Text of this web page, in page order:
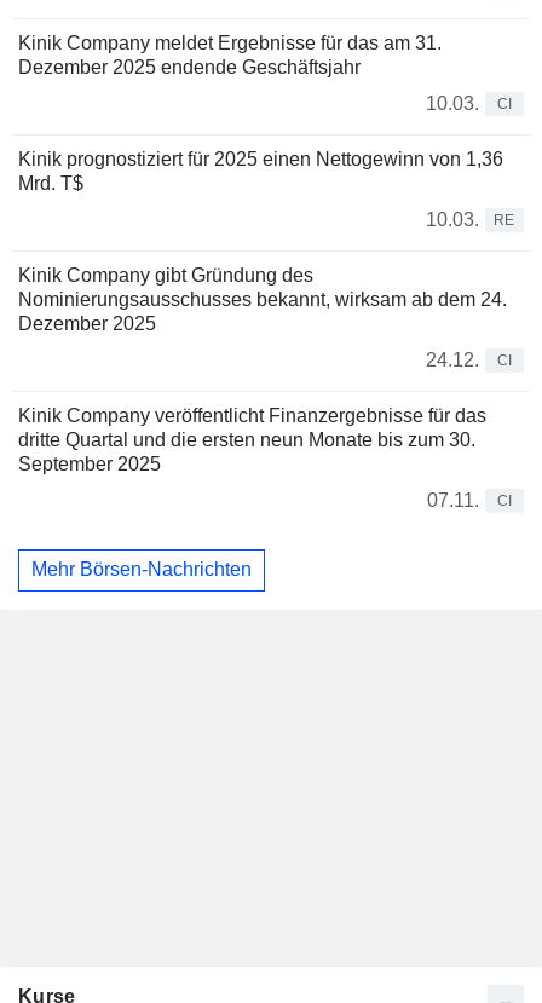
Kinik Company meldet Ergebnisse für das am 31.
Dezember 2025 endende Geschäftsjahr
10.03.
CI
Kinik prognostiziert für 2025 einen Nettogewinn von 1,36
Mrd. T$
10.03.
RE
Kinik Company gibt Gründung des
Nominierungsausschusses bekannt, wirksam ab dem 24.
Dezember 2025
24.12.
CI
Kinik Company veröffentlicht Finanzergebnisse für das
dritte Quartal und die ersten neun Monate bis zum 30.
September 2025
07.11.
CI
Mehr Börsen-Nachrichten
Kurse